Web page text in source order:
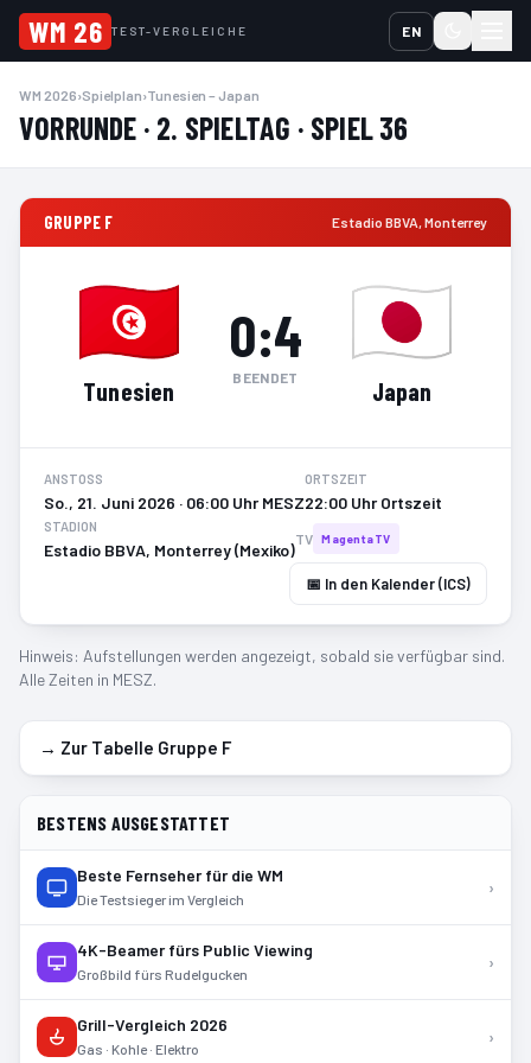
WM 26 TEST-VERGLEICHE EN
WM 2026›Spielplan›Tunesien – Japan
VORRUNDE · 2. SPIELTAG · SPIEL 36
GRUPPE F Estadio BBVA,Monterrey
Tunesien
0:4
BEENDET Japan
ANSTOSS
So., 21. Juni 2026 · 06:00 Uhr MESZ
ORTSZEIT
22:00 Uhr Ortszeit
STADION
Estadio BBVA, Monterrey (Mexiko)
TV MagentaTV
📅 In den Kalender (ICS)
Hinweis: Aufstellungen werden angezeigt, sobald sie verfügbar sind.
Alle Zeiten in MESZ.
→ Zur Tabelle Gruppe F
BESTENS AUSGESTATTET
Beste Fernseher für die WM
Die Testsieger im Vergleich
›
4K-Beamer fürs Public Viewing
Großbild fürs Rudelgucken
›
Grill-Vergleich 2026
Gas · Kohle · Elektro
›